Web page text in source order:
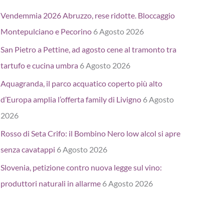
Vendemmia 2026 Abruzzo, rese ridotte. Bloccaggio
Montepulciano e Pecorino 6 Agosto 2026
San Pietro a Pettine, ad agosto cene al tramonto tra
tartufo e cucina umbra 6 Agosto 2026
Aquagranda, il parco acquatico coperto più alto
d’Europa amplia l’offerta family di Livigno 6 Agosto
2026
Rosso di Seta Crifo: il Bombino Nero low alcol si apre
senza cavatappi 6 Agosto 2026
Slovenia, petizione contro nuova legge sul vino:
produttori naturali in allarme 6 Agosto 2026